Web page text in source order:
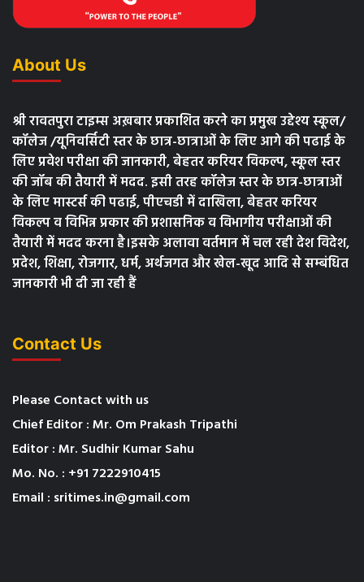
About Us
श्री रावतपुरा टाइम्स अख़बार प्रकाशित करने का प्रमुख उद्देश्य स्कूल/
कॉलेज /यूनिवर्सिटी स्तर के छात्र-छात्राओं के लिए आगे की पढाई के
लिए प्रवेश परीक्षा की जानकारी, बेहतर करियर विकल्प, स्कूल स्तर
की जॉब की तैयारी में मदद. इसी तरह कॉलेज स्तर के छात्र-छात्राओं
के लिए मास्टर्स की पढाई, पीएचडी में दाखिला, बेहतर करियर
विकल्प व विभिन्न प्रकार की प्रशासनिक व विभागीय परीक्षाओं की
तैयारी में मदद करना है।इसके अलावा वर्तमान में चल रही देश विदेश,
प्रदेश, शिक्षा, रोजगार, धर्म, अर्थजगत और खेल-खूद आदि से सम्बंधित
जानकारी भी दी जा रही हैं
Contact Us
Please Contact with us
Chief Editor : Mr. Om Prakash Tripathi
Editor : Mr. Sudhir Kumar Sahu
Mo. No. : +91 7222910415
Email : sritimes.in@gmail.com